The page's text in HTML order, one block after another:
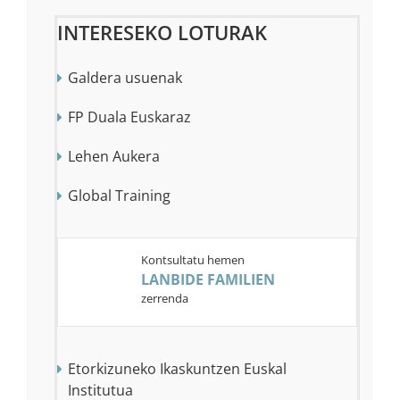
INTERESEKO LOTURAK
Galdera usuenak
FP Duala Euskaraz
Lehen Aukera
Global Training
Kontsultatu hemen
LANBIDE FAMILIEN
zerrenda
Etorkizuneko Ikaskuntzen Euskal
Institutua
Lanbide Heziketako Sailburuordetza:
LHKO LURRALDE ORDEZKARITZAK
Araba: 945 01 72 30